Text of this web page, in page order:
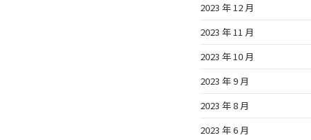
2023 年 12 月
2023 年 11 月
2023 年 10 月
2023 年 9 月
2023 年 8 月
2023 年 6 月